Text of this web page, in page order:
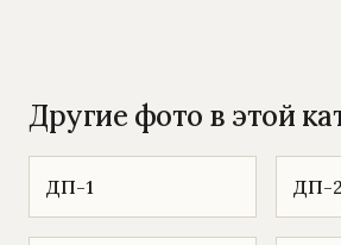
Другие фото в этой
ДП-1 ДП-2